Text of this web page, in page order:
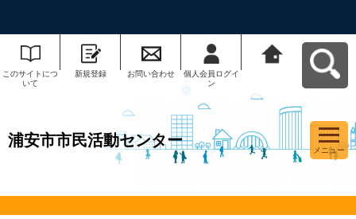
このサイトにつ
いて
新規登録 お問い合わせ
個人会員ログイ
ン
浦安市市民活動センター
メニュー